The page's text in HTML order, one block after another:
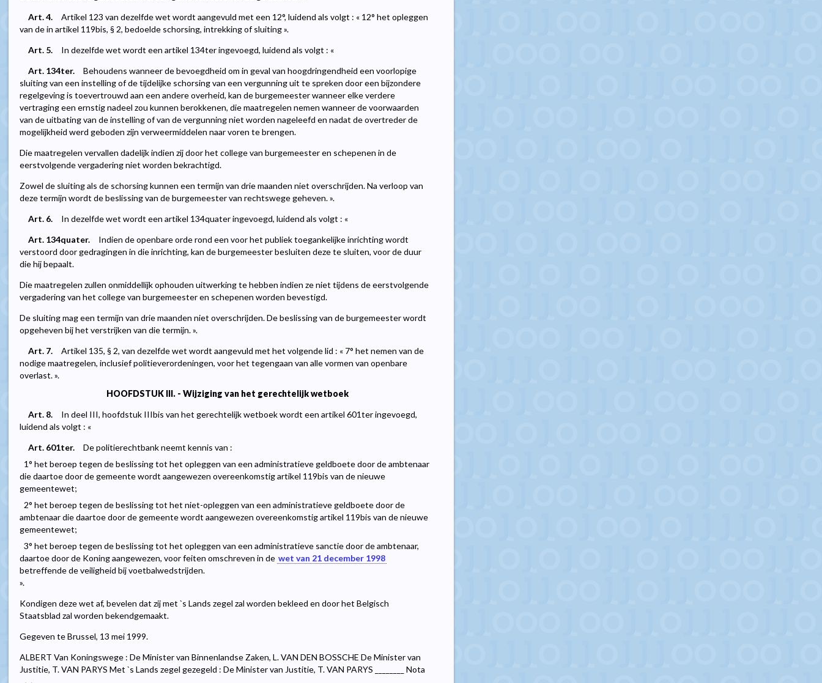
Art. 4.
Artikel 123 van dezelfde wet wordt aangevuld met een 12°, luidend als volgt : « 12° het opleggen
van de in artikel 119bis, § 2, bedoelde schorsing, intrekking of sluiting ».
Art. 5.
In dezelfde wet wordt een artikel 134ter ingevoegd, luidend als volgt : «
Art. 134ter.
Behoudens wanneer de bevoegdheid om in geval van hoogdringendheid een voorlopige
sluiting van een instelling of de tijdelijke schorsing van een vergunning uit te spreken door een bijzondere
regelgeving is toevertrouwd aan een andere overheid, kan de burgemeester wanneer elke verdere
vertraging een ernstig nadeel zou kunnen berokkenen, die maatregelen nemen wanneer de voorwaarden
van de uitbating van de instelling of van de vergunning niet worden nageleefd en nadat de overtreder de
mogelijkheid werd geboden zijn verweermiddelen naar voren te brengen.
Die maatregelen vervallen dadelijk indien zij door het college van burgemeester en schepenen in de
eerstvolgende vergadering niet worden bekrachtigd.
Zowel de sluiting als de schorsing kunnen een termijn van drie maanden niet overschrijden. Na verloop van
deze termijn wordt de beslissing van de burgemeester van rechtswege geheven. ».
Art. 6.
In dezelfde wet wordt een artikel 134quater ingevoegd, luidend als volgt : «
Art. 134quater.
Indien de openbare orde rond een voor het publiek toegankelijke inrichting wordt
verstoord door gedragingen in die inrichting, kan de burgemeester besluiten deze te sluiten, voor de duur
die hij bepaalt.
Die maatregelen zullen onmiddellijk ophouden uitwerking te hebben indien ze niet tijdens de eerstvolgende
vergadering van het college van burgemeester en schepenen worden bevestigd.
De sluiting mag een termijn van drie maanden niet overschrijden. De beslissing van de burgemeester wordt
opgeheven bij het verstrijken van die termijn. ».
Art. 7.
Artikel 135, § 2, van dezelfde wet wordt aangevuld met het volgende lid : « 7° het nemen van de
nodige maatregelen, inclusief politieverordeningen, voor het tegengaan van alle vormen van openbare
overlast. ».
HOOFDSTUK III. - Wijziging van het gerechtelijk wetboek
Art. 8.
In deel III, hoofdstuk IIIbis van het gerechtelijk wetboek wordt een artikel 601ter ingevoegd,
luidend als volgt : «
Art. 601ter.
De politierechtbank neemt kennis van :
1° het beroep tegen de beslissing tot het opleggen van een administratieve geldboete door de ambtenaar
die daartoe door de gemeente wordt aangewezen overeenkomstig artikel 119bis van de nieuwe
gemeentewet;
2° het beroep tegen de beslissing tot het niet-opleggen van een administratieve geldboete door de
ambtenaar die daartoe door de gemeente wordt aangewezen overeenkomstig artikel 119bis van de nieuwe
gemeentewet;
3° het beroep tegen de beslissing tot het opleggen van een administratieve sanctie door de ambtenaar,
daartoe door de Koning aangewezen, voor feiten omschreven in de wet van 21 december 1998
betreffende de veiligheid bij voetbalwedstrijden.
».
Kondigen deze wet af, bevelen dat zij met `s Lands zegel zal worden bekleed en door het Belgisch
Staatsblad zal worden bekendgemaakt.
Gegeven te Brussel, 13 mei 1999.
ALBERT Van Koningswege : De Minister van Binnenlandse Zaken, L. VAN DEN BOSSCHE De Minister van
Justitie, T. VAN PARYS Met `s Lands zegel gezegeld : De Minister van Justitie, T. VAN PARYS ________ Nota